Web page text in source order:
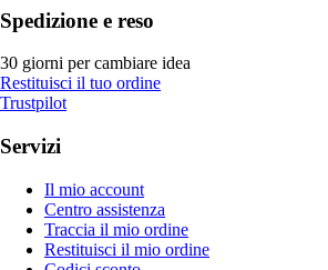
Spedizione e reso
30 giorni per cambiare idea
Restituisci il tuo ordine
Trustpilot
Servizi
Il mio account
Centro assistenza
Traccia il mio ordine
Restituisci il mio ordine